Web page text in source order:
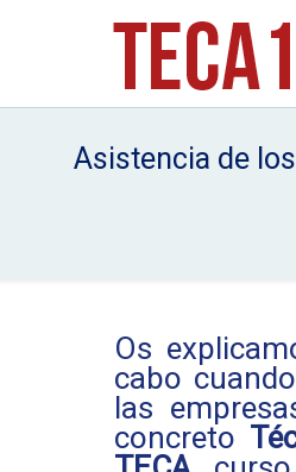
Asistencia de
Os
cabo
las
concreto